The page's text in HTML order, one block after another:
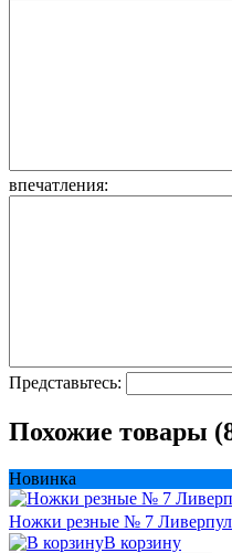
впечатления:
Представьтесь:
Похожие товары
Новинка
Ножки резные № 7
В корзину